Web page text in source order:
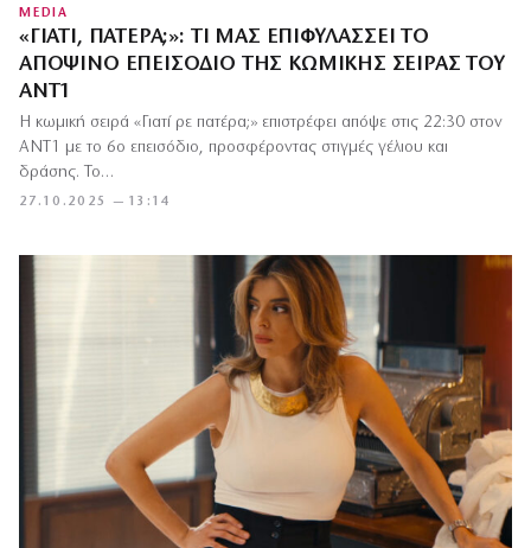
MEDIA
«ΓΙΑΤΊ, ΠΑΤΈΡΑ;»: ΤΙ ΜΑΣ ΕΠΙΦΥΛΆΣΣΕΙ ΤΟ
ΑΠΟΨΙΝΌ ΕΠΕΙΣΌΔΙΟ ΤΗΣ ΚΩΜΙΚΉΣ ΣΕΙΡΆΣ ΤΟΥ
ΑΝΤ1
27.10.2025 — 13:14
Η κωμική σειρά «Γιατί ρε πατέρα;» επιστρέφει απόψε στις 22:30 στον
ΑΝΤ1 με το 6ο επεισόδιο, προσφέροντας στιγμές γέλιου και
δράσης. Το…